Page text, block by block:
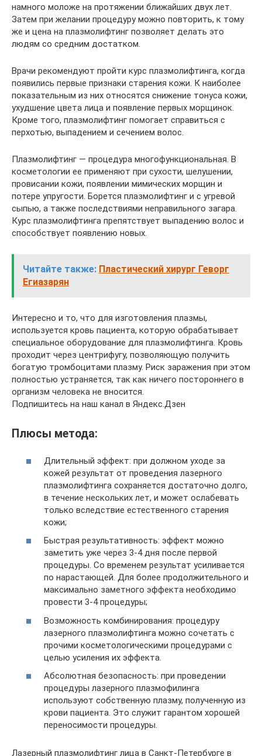
намного моложе на протяжении ближайших двух лет.
Затем при желании процедуру можно повторить, к тому
же и цена на плазмолифтинг позволяет делать это
людям со средним достатком.
Врачи рекомендуют пройти курс плазмолифтинга, когда
появились первые признаки старения кожи. К наиболее
показательным из них относятся снижение тонуса кожи,
ухудшение цвета лица и появление первых морщинок.
Кроме того, плазмолифтинг помогает справиться с
перхотью, выпадением и сечением волос.
Плазмолифтинг — процедура многофункциональная. В
косметологии ее применяют при сухости, шелушении,
провисании кожи, появлении мимических морщин и
потере упругости. Борется плазмолифтинг и с угревой
сыпью, а также последствиями неправильного загара.
Курс плазмолифтинга препятствует выпадению волос и
способствует появлению новых.
Читайте также: Пластический хирург Геворг
Егиазарян
Интересно и то, что для изготовления плазмы,
используется кровь пациента, которую обрабатывает
специальное оборудование для плазмолифтинга. Кровь
проходит через центрифугу, позволяющую получить
богатую тромбоцитами плазму. Риск заражения при этом
полностью устраняется, так как ничего постороннего в
организм человека не вносится.
Подпишитесь на наш канал в Яндекс.Дзен
Плюсы метода:
Длительный эффект: при должном уходе за
кожей результат от проведения лазерного
плазмолифтинга сохраняется достаточно долго,
в течение нескольких лет, и может ослабевать
только вследствие естественного старения
кожи;
Быстрая результативность: эффект можно
заметить уже через 3-4 дня после первой
процедуры. Со временем результат усиливается
по нарастающей. Для более продолжительного и
максимально заметного эффекта необходимо
провести 3-4 процедуры;
Возможность комбинирования: процедуру
лазерного плазмолифтинга можно сочетать с
прочими косметологическими процедурами с
целью усиления их эффекта.
Абсолютная безопасность: при проведении
процедуры лазерного плазмофилинга
используют собственную плазму, полученную из
крови пациента. Это служит гарантом хорошей
переносимости процедуры.
Лазерный плазмолифтинг лица в Санкт-Петербурге в